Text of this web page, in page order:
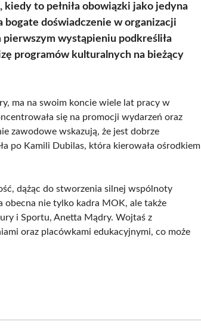
to pełniła obowiązki jako jedyna
bogate doświadczenie w organizacji
wystąpieniu podkreśliła
programów kulturalnych na bieżący
ma na swoim koncie wiele lat pracy w
się na promocji wydarzeń oraz
zawodowe wskazują, że jest dobrze
po Kamili Dubilas, która kierowała ośrodkiem
dążąc do stworzenia silnej wspólnoty
nie tylko kadra MOK, ale także
i Sportu, Anetta Mądry. Wojtaś z
oraz placówkami edukacyjnymi, co może